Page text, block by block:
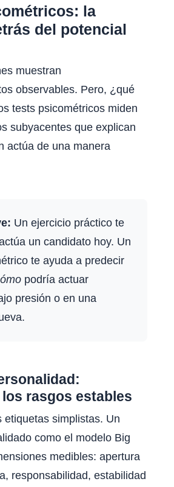
la
del potencial
muestran
observables. Pero, ¿qué
tests psicométricos miden
subyacentes que explican
actúa de una manera
Un ejercicio práctico te
un candidato hoy. Un
te ayuda a predecir
podría actuar
presión o en una
rasgos estables
etiquetas simplistas. Un
como el modelo Big
medibles: apertura
responsabilidad, estabilidad